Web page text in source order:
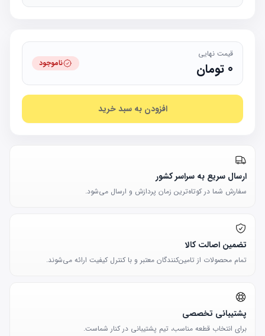
قیمت نهایی
0 تومان ناموجود
افزودن به سبد خرید
ارسال سریع به سراسر کشور
سفارش شما در کوتاه‌ترین زمان پردازش و ارسال می‌شود.
تضمین اصالت کالا
تمام محصولات از تامین‌کنندگان معتبر و با کنترل کیفیت ارائه می‌شوند.
پشتیبانی تخصصی
برای انتخاب قطعه مناسب، تیم پشتیبانی در کنار شماست.